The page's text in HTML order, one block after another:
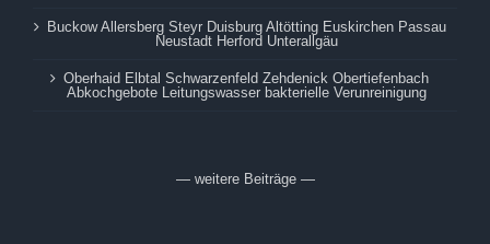
Buckow Allersberg Steyr Duisburg Altötting Euskirchen Passau
Neustadt Herford Unterallgäu
Oberhaid Elbtal Schwarzenfeld Zehdenick Obertiefenbach
Abkochgebote Leitungswasser bakterielle Verunreinigung
— weitere Beiträge —